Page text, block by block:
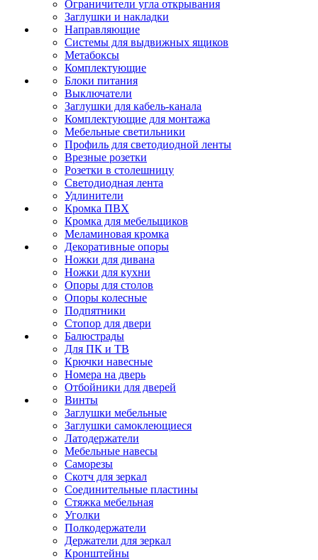
Ограничители угла открывания
Заглушки и накладки
Направляющие
Системы для выдвижных ящиков
Метабоксы
Комплектующие
Блоки питания
Выключатели
Заглушки для кабель-канала
Комплектующие для монтажа
Мебельные светильники
Профиль для светодиодной ленты
Врезные розетки
Розетки в столешницу
Светодиодная лента
Удлинители
Кромка ПВХ
Кромка для мебельщиков
Меламиновая кромка
Декоративные опоры
Ножки для дивана
Ножки для кухни
Опоры для столов
Опоры колесные
Подпятники
Стопор для двери
Балюстрады
Для ПК и ТВ
Крючки навесные
Номера на дверь
Отбойники для дверей
Винты
Заглушки мебельные
Заглушки самоклеющиеся
Латодержатели
Мебельные навесы
Саморезы
Скотч для зеркал
Соединительные пластины
Стяжка мебельная
Уголки
Полкодержатели
Держатели для зеркал
Кронштейны